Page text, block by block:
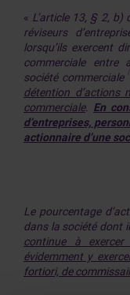
« L’article 13, § 2,
réviseurs
lorsqu’ils exercent
commerciale entre
société commerciale
détention d’actions
commerciale. En
d’entreprises,
actionnaire d’une
Le pourcentage
dans la société dont
continue à
évidemment y
fortiori, de